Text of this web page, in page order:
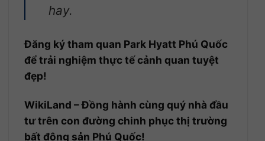
hay.
Đăng ký tham quan Park Hyatt Phú Quốc
để trải nghiệm thực tế cảnh quan tuyệt
đẹp!
WikiLand – Đồng hành cùng quý nhà đầu
tư trên con đường chinh phục thị trường
bất động sản Phú Quốc!